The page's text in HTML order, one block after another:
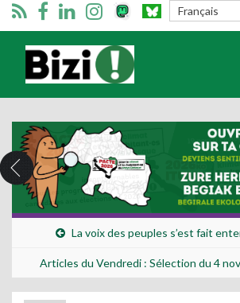
Français
Bizimugi
La voix des peuples s’est fait
Articles du Vendredi : Sélection du 4